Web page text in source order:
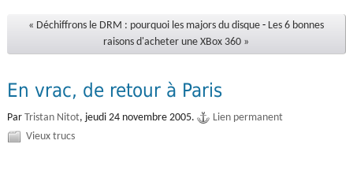
« Déchiffrons le DRM : pourquoi les majors du disque - Les 6 bonnes
raisons d'acheter une XBox 360 »
En vrac, de retour à Paris
Par Tristan Nitot, jeudi 24 novembre 2005.
Lien permanent
Vieux trucs